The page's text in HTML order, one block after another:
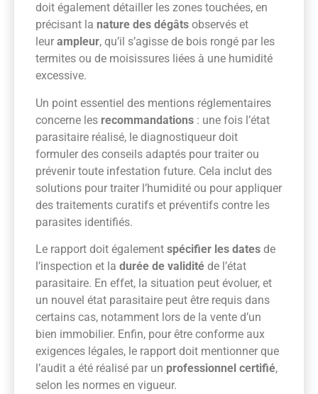
doit également détailler les zones touchées, en
précisant la nature des dégâts observés et
leur ampleur, qu’il s’agisse de bois rongé par les
termites ou de moisissures liées à une humidité
excessive.
Un point essentiel des mentions réglementaires
concerne les recommandations : une fois l’état
parasitaire réalisé, le diagnostiqueur doit
formuler des conseils adaptés pour traiter ou
prévenir toute infestation future. Cela inclut des
solutions pour traiter l’humidité ou pour appliquer
des traitements curatifs et préventifs contre les
parasites identifiés.
Le rapport doit également spécifier les dates de
l’inspection et la durée de validité de l’état
parasitaire. En effet, la situation peut évoluer, et
un nouvel état parasitaire peut être requis dans
certains cas, notamment lors de la vente d’un
bien immobilier. Enfin, pour être conforme aux
exigences légales, le rapport doit mentionner que
l’audit a été réalisé par un professionnel certifié,
selon les normes en vigueur.